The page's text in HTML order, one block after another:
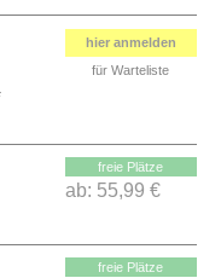
hier anmelden
für Warteliste
freie Plätze
ab: 55,99 €
freie Plätze